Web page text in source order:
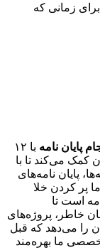
زمانی که
پایان نامه
با ۱۲
کمک می‌کند تا با
پایان نامه‌های
پر کردن خلا
است تا
خاطر، پروژه‌های
را می‌دهد که قبل
ما بهره‌مند